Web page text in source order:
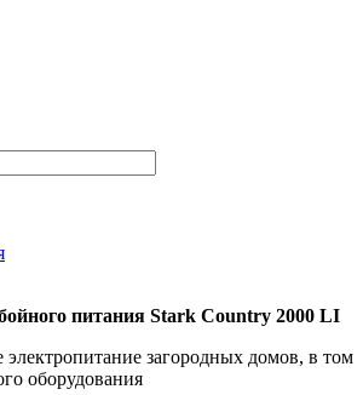
питания Stark Country 2000 LI
электропитание загородных домов, в том
оборудования